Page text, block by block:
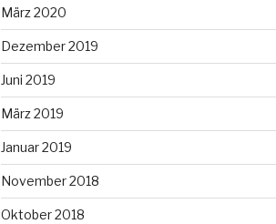
März 2020
Dezember 2019
Juni 2019
März 2019
Januar 2019
November 2018
Oktober 2018